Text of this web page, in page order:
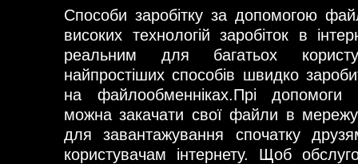
Способи заробітку за допомогою
високих технологій заробіток в
реальним для багатьох
найпростіших способів швидко
на файлообменніках.Прі допомоги
можна закачати свої файли в
для завантажування спочатку
користувачам інтернету. Щоб